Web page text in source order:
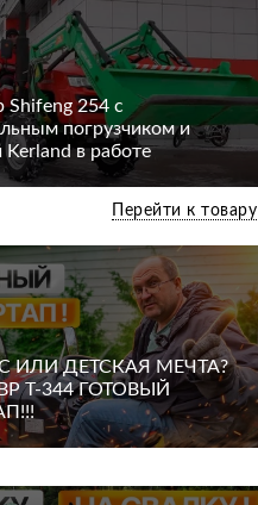
Shifeng 254 с
погрузчиком и
в работе
Перейти к товару
ИЛИ ДЕТСКАЯ МЕЧТА?
Т-344 ГОТОВЫЙ